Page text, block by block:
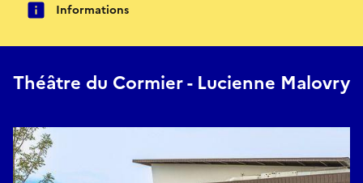
Informations
Théâtre du Cormier - Lucienne Malovry